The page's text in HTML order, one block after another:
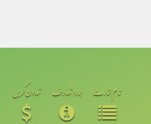
تمام شمارے ہمارا تعارف تعاون کریں